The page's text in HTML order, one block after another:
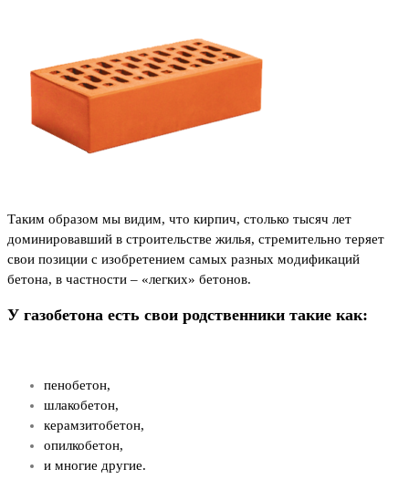
Таким образом мы видим, что кирпич, столько тысяч лет
доминировавший в строительстве жилья, стремительно теряет
свои позиции с изобретением самых разных модификаций
бетона, в частности – «легких» бетонов.
У газобетона есть свои родственники такие как:
пенобетон,
шлакобетон,
керамзитобетон,
опилкобетон,
и многие другие.